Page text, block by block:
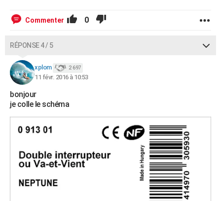
Commenter 0
RÉPONSE 4 / 5
xplom 2 697
11 févr. 2016 à 10:53
bonjour
je colle le schéma